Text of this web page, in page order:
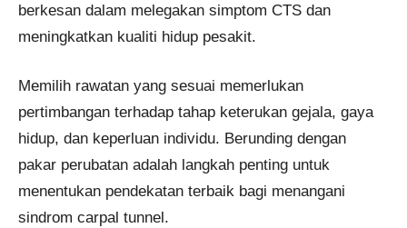
berkesan dalam melegakan simptom CTS dan
meningkatkan kualiti hidup pesakit.
Memilih rawatan yang sesuai memerlukan
pertimbangan terhadap tahap keterukan gejala, gaya
hidup, dan keperluan individu. Berunding dengan
pakar perubatan adalah langkah penting untuk
menentukan pendekatan terbaik bagi menangani
sindrom carpal tunnel.